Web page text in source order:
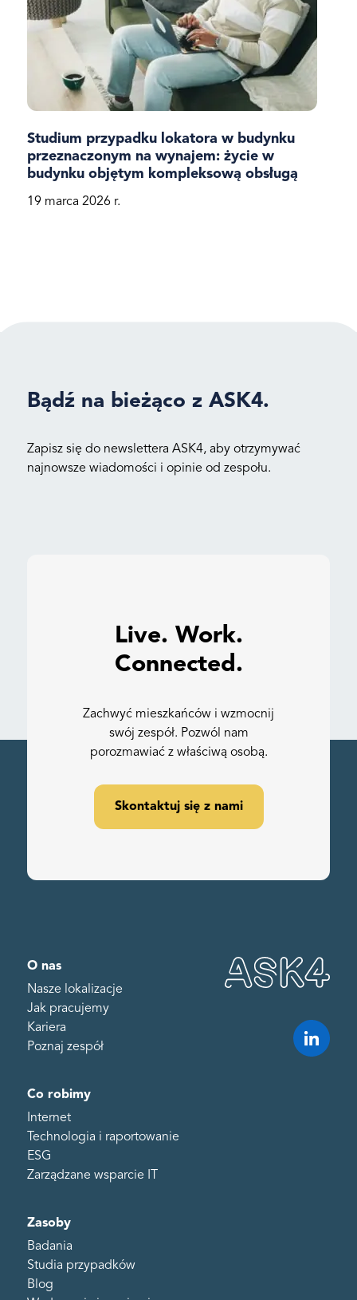
Studium przypadku lokatora w budynku
przeznaczonym na wynajem: życie w
budynku objętym kompleksową obsługą
19 marca 2026 r.
Bądź na bieżąco z ASK4.
Zapisz się do newslettera ASK4, aby otrzymywać
najnowsze wiadomości i opinie od zespołu.
Live. Work.
Connected.
Zachwyć mieszkańców i wzmocnij
swój zespół. Pozwól nam
porozmawiać z właściwą osobą.
Skontaktuj się z nami
O nas
Nasze lokalizacje
Jak pracujemy
Kariera
Poznaj zespół
Co robimy
Internet
Technologia i raportowanie
ESG
Zarządzane wsparcie IT
Zasoby
Badania
Studia przypadków
Blog